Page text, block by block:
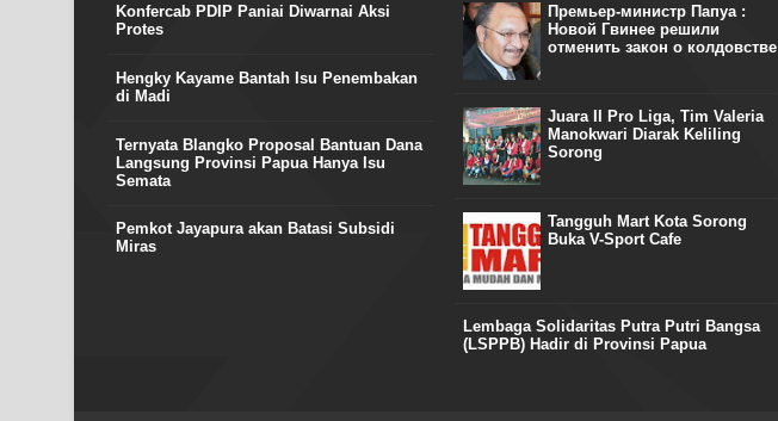
Konfercab PDIP Paniai Diwarnai Aksi
Protes
Hengky Kayame Bantah Isu Penembakan
di Madi
Ternyata Blangko Proposal Bantuan Dana
Langsung Provinsi Papua Hanya Isu
Semata
Pemkot Jayapura akan Batasi Subsidi
Miras
Премьер-министр Папуа :
Новой Гвинее решили
отменить закон о колдовстве
Juara II Pro Liga, Tim Valeria
Manokwari Diarak Keliling
Sorong
Tangguh Mart Kota Sorong
Buka V-Sport Cafe
Lembaga Solidaritas Putra Putri Bangsa
(LSPPB) Hadir di Provinsi Papua